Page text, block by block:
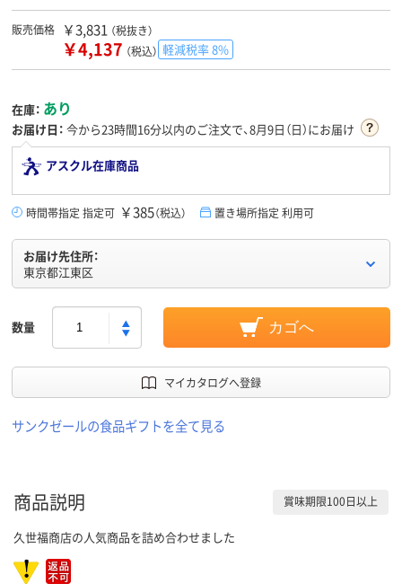
販売価格 ￥3,831 （税抜き）
￥4,137 （税込） 軽減税率 8%
在庫： あり
お届け日： 今から23時間16分以内のご注文で、8月9日（日）にお届け
アスクル在庫商品
時間帯指定 指定可 ￥385（税込） 置き場所指定 利用可
お届け先住所：
東京都江東区
数量 カゴへ
マイカタログへ登録
サンクゼールの食品ギフトを全て見る
商品説明 賞味期限100日以上
久世福商店の人気商品を詰め合わせました